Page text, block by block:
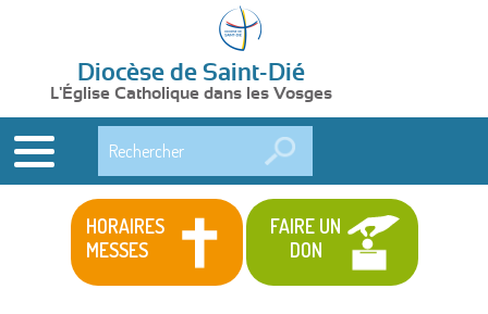
Diocèse de Saint-Dié
L'Église Catholique dans les Vosges
HORAIRES
MESSES
FAIRE UN
DON